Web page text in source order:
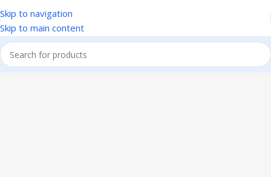
Skip to navigation
Skip to main content